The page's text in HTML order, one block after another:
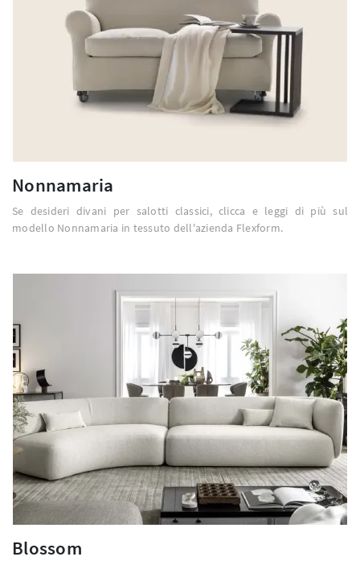
Nonnamaria
Se desideri divani per salotti classici, clicca e leggi di più sul
modello Nonnamaria in tessuto dell'azienda Flexform.
Blossom